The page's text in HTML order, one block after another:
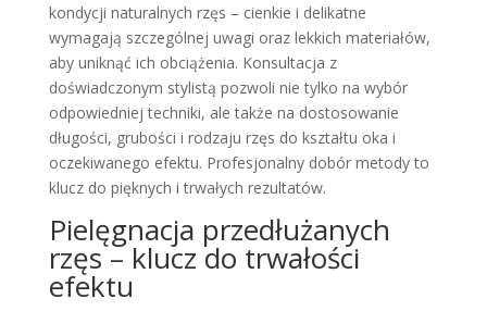
kondycji naturalnych rzęs – cienkie i delikatne
wymagają szczególnej uwagi oraz lekkich materiałów,
aby uniknąć ich obciążenia. Konsultacja z
doświadczonym stylistą pozwoli nie tylko na wybór
odpowiedniej techniki, ale także na dostosowanie
długości, grubości i rodzaju rzęs do kształtu oka i
oczekiwanego efektu. Profesjonalny dobór metody to
klucz do pięknych i trwałych rezultatów.
Pielęgnacja przedłużanych
rzęs – klucz do trwałości
efektu